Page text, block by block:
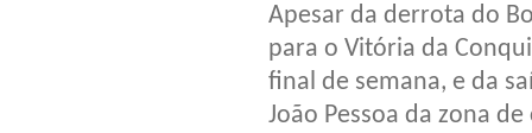
Apesar da derrota do
para o Vitória da
final de semana, e da
João Pessoa da zona